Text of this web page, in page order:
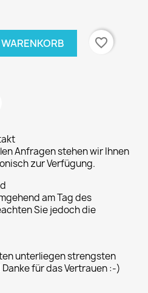
favorite_border
Anfragen stehen wir Ihnen
zur Verfügung.
am Tag des
Sie jedoch die
unterliegen strengsten
für das Vertrauen :-)